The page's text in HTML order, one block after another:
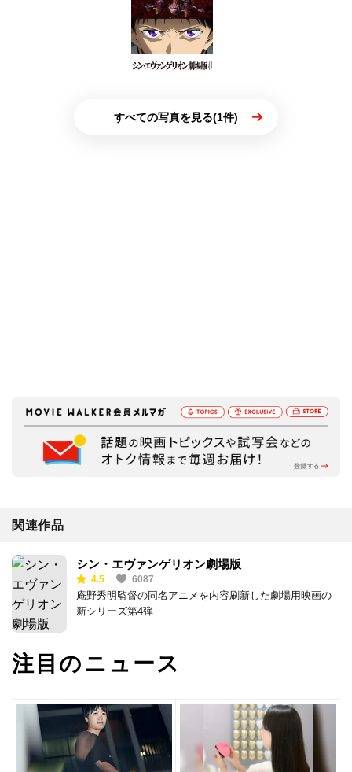
すべての写真を見る(1件)
関連作品
シン・エヴァンゲリオン劇場版
4.5 6087
庵野秀明監督の同名アニメを内容刷新した劇場用映画の
新シリーズ第4弾
注目のニュース